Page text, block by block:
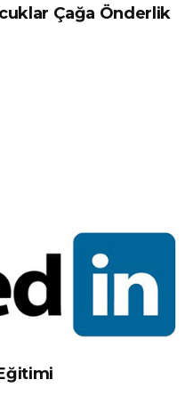
Çağa Önderlik